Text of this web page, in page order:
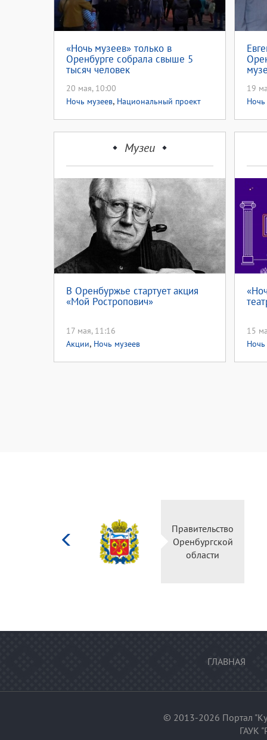
«Ночь музеев» только в
Оренбурге собрала свыше 5
тысяч человек
20 мая, 10:00
Ночь музеев, Национальный проект
19
Ночь
Музеи
В Оренбуржье стартует акция
«Мой Ростропович»
17 мая, 11:16
Акции, Ночь музеев
15
Ночь
Правительство
Оренбургской
области
ГЛАВНАЯ
© 2013-2026 Портал
ГАУК